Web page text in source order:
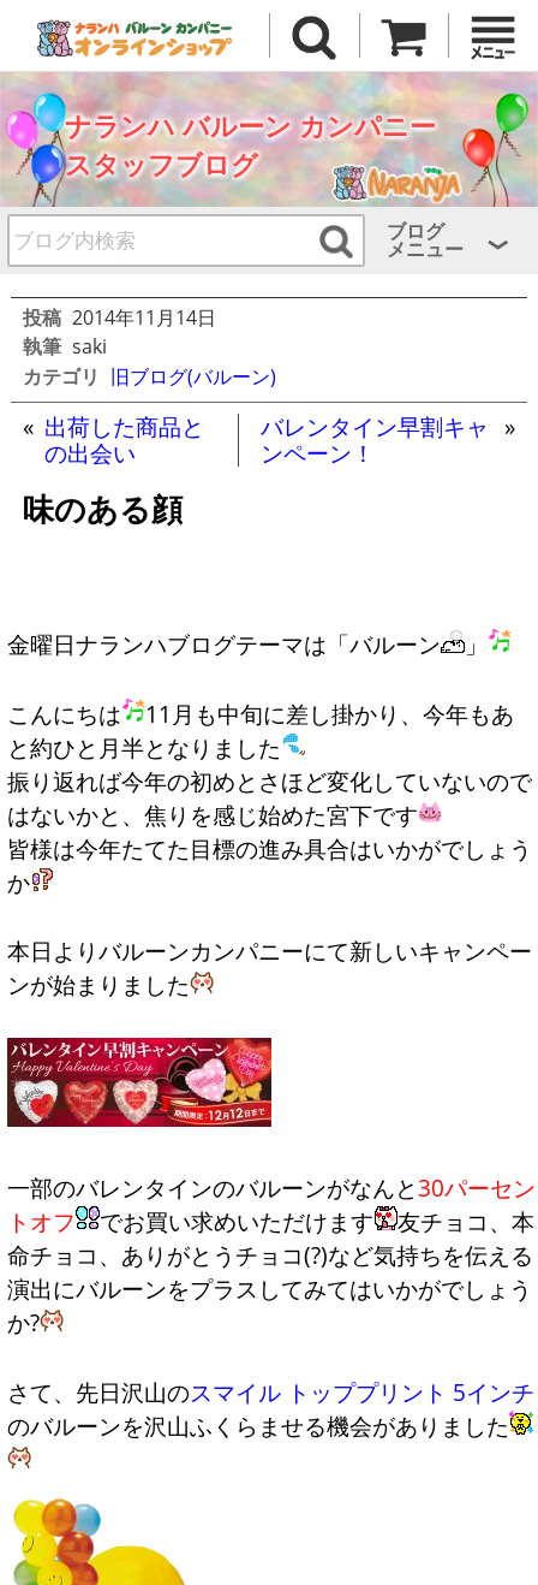
ナランハ バルーン カンパニー
スタッフブログ
ブログ
メニュー
投稿 2014年11月14日
執筆 saki
カテゴリ 旧ブログ(バルーン)
« 出荷した商品と
の出会い
バレンタイン早割キャ
ンペーン！
»
味のある顔
金曜日ナランハブログテーマは「バルーン 」
こんにちは
11月も中旬に差し掛かり、今年もあ
と約ひと月半となりました
振り返れば今年の初めとさほど変化していないので
はないかと、焦りを感じ始めた宮下です
皆様は今年たてた目標の進み具合はいかがでしょう
か
本日よりバルーンカンパニーにて新しいキャンペー
ンが始まりました
一部のバレンタインのバルーンがなんと30パーセン
トオフ
でお買い求めいただけます
友チョコ、本
命チョコ、ありがとうチョコ(?)など気持ちを伝える
演出にバルーンをプラスしてみてはいかがでしょう
か?
さて、先日沢山のスマイル トッププリント 5インチ
のバルーンを沢山ふくらませる機会がありました